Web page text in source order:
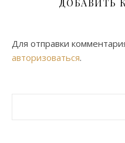
ДОБАВИТЬ
Для отправки
авторизоваться.